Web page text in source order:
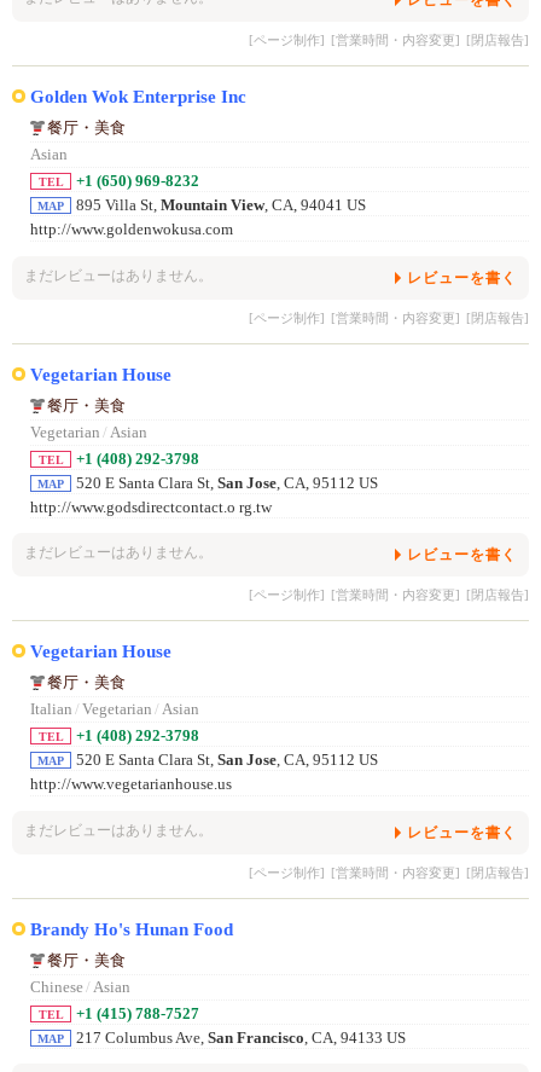
[ページ制作] [営業時間・内容変更] [閉店報告]
Golden Wok Enterprise Inc
餐厅・美食
Asian
TEL +1 (650) 969-8232
MAP 895 Villa St, Mountain View, CA, 94041 US
http://www.goldenwokusa.com
まだレビューはありません。 レビューを書く
[ページ制作] [営業時間・内容変更] [閉店報告]
Vegetarian House
餐厅・美食
Vegetarian / Asian
TEL +1 (408) 292-3798
MAP 520 E Santa Clara St, San Jose , CA, 95112 US
http://www.godsdirectcontact.o rg.tw
まだレビューはありません。 レビューを書く
[ページ制作] [営業時間・内容変更] [閉店報告]
Vegetarian House
餐厅・美食
Italian / Vegetarian / Asian
TEL +1 (408) 292-3798
MAP 520 E Santa Clara St, San Jose, CA, 95112 US
http://www.vegetarianhouse.us
まだレビューはありません。 レビューを書く
[ページ制作] [営業時間・内容変更] [閉店報告]
Brandy Ho's Hunan Food
餐厅・美食
Chinese/ Asian
TEL +1 (415) 788-7527
MAP 217 Columbus Ave, San Francisco, CA, 94133 US